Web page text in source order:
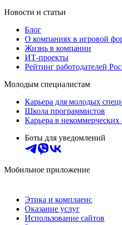
Новости и статьи
Блог
О компаниях в игровой
Жизнь в компании
ИТ-проекты
Рейтинг работодателей
Молодым специалистам
Карьера для молодых
Школа программистов
Карьера в некоммерческих
Боты для уведомлений
Мобильное приложение
Этика и комплаенс
Оказание услуг
Использование сайтов